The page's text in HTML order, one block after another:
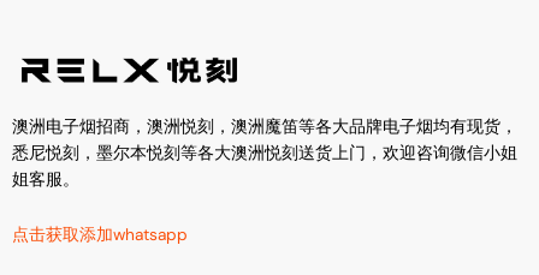
澳洲电子烟招商，澳洲悦刻，澳洲魔笛等各大品牌电子烟均有现货，
悉尼悦刻，墨尔本悦刻等各大澳洲悦刻送货上门，欢迎咨询微信小姐
姐客服。
点击获取添加whatsapp